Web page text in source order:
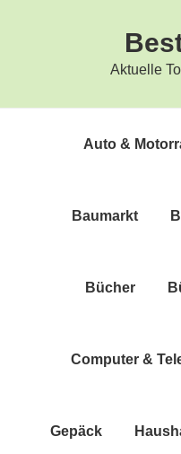
Aktuelle
Auto &
Bau­markt
Bücher
Com­pu­ter &
Gepäck